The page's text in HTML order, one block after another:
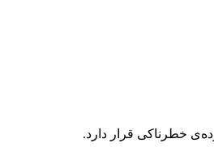
خطرناکی قرار دارد.